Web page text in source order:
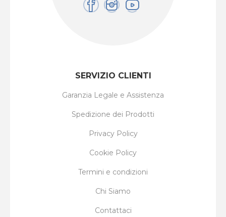
SERVIZIO CLIENTI
Garanzia Legale e Assistenza
Spedizione dei Prodotti
Privacy Policy
Cookie Policy
Termini e condizioni
Chi Siamo
Contattaci